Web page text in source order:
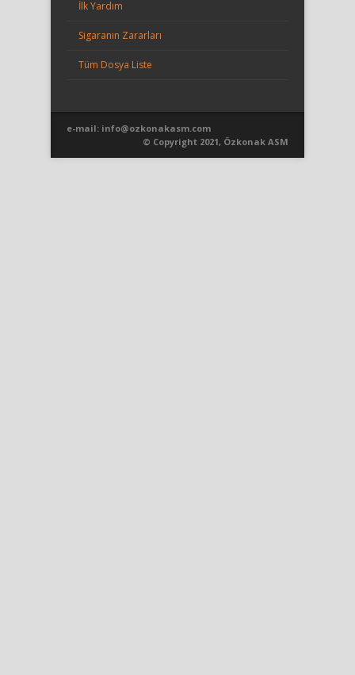
İlk Yardım
Sigaranın Zararları
Tüm Dosya Liste
e-mail: info@ozkonakasm.com
© Copyright 2021, Özkonak ASM